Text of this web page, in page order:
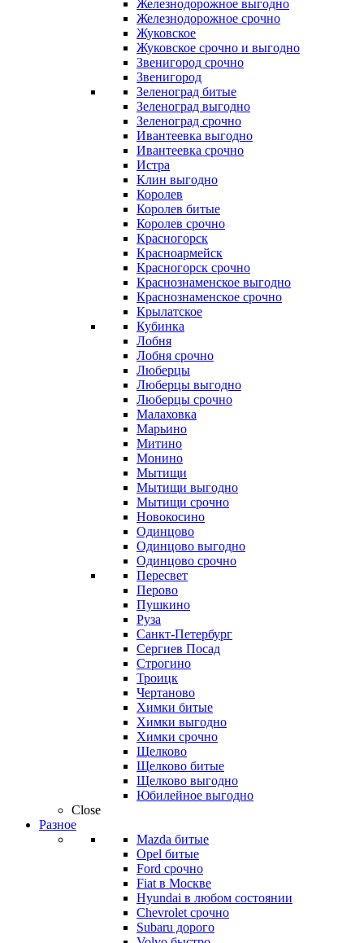
Железнодорожное выгодно
Железнодорожное срочно
Жуковское
Жуковское срочно и выгодно
Звенигород срочно
Звенигород
Зеленоград битые
Зеленоград выгодно
Зеленоград срочно
Ивантеевка выгодно
Ивантеевка срочно
Истра
Клин выгодно
Королев
Королев битые
Королев срочно
Красногорск
Красноармейск
Красногорск срочно
Краснознаменское выгодно
Краснознаменское срочно
Крылатское
Кубинка
Лобня
Лобня срочно
Люберцы
Люберцы выгодно
Люберцы срочно
Малаховка
Марьино
Митино
Монино
Мытищи
Мытищи выгодно
Мытищи срочно
Новокосино
Одинцово
Одинцово выгодно
Одинцово срочно
Пересвет
Перово
Пушкино
Руза
Санкт-Петербург
Сергиев Посад
Строгино
Троицк
Чертаново
Химки битые
Химки выгодно
Химки срочно
Щелково
Щелково битые
Щелково выгодно
Юбилейное выгодно
Close
Разное
Mazda битые
Opel битые
Ford срочно
Fiat в Москве
Hyundai в любом состоянии
Chevrolet срочно
Subaru дорого